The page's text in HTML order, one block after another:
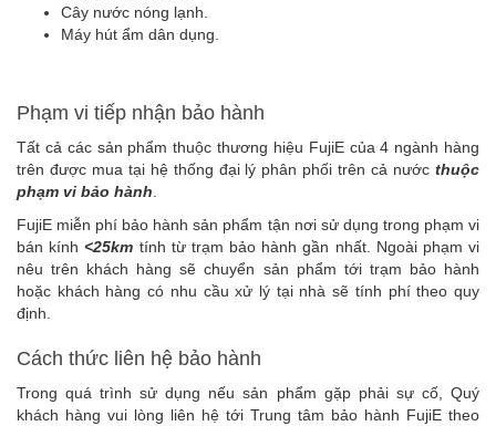
Cây nước nóng lạnh.
Máy hút ẩm dân dụng.
Phạm vi tiếp nhận bảo hành
Tất cả các sản phẩm thuộc thương hiệu FujiE của 4 ngành hàng
trên được mua tại hệ thống đại lý phân phối trên cả nước thuộc
phạm vi bảo hành
FujiE miễn phí bảo hành sản phẩm tận nơi sử dụng trong phạm vi
bán kính<25km tính từ trạm bảo hành gần nhất. Ngoài phạm vi
nêu trên khách hàng sẽ chuyển sản phẩm tới trạm bảo hành
hoặc khách hàng có nhu cầu xử lý tại nhà sẽ tính phí theo quy
định.
Cách thức liên hệ bảo hành
Trong quá trình sử dụng nếu sản phẩm gặp phải sự cố, Quý
khách hàng vui lòng liên hệ tới Trung tâm bảo hành FujiE theo